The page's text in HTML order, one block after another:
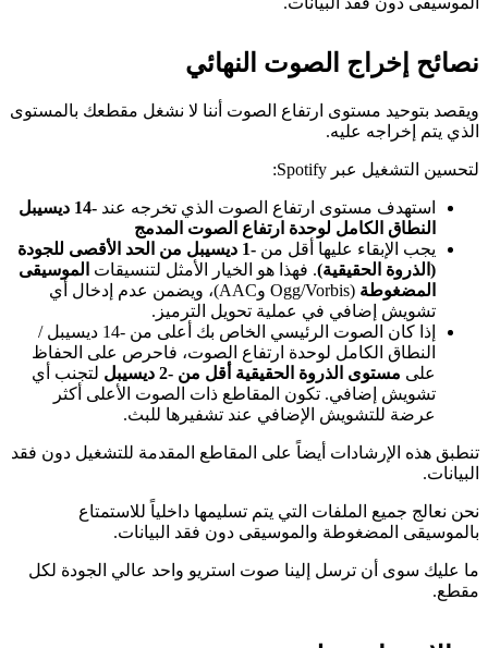
نصائح إخراج الصوت النهائي
ويقصد بتوحيد مستوى ارتفاع الصوت أننا لا نشغل مقطعك بالمستوى
الذي يتم إخراجه عليه.
لتحسين التشغيل عبر Spotify:
استهدف مستوى ارتفاع الصوت الذي تخرجه عند
-14 ديسيبل
النطاق الكامل لوحدة ارتفاع الصوت المدمج
يجب الإبقاء عليها أقل من
-1 ديسيبل من الحد الأقصى للجودة
(الذروة الحقيقية). فهذا هو الخيار الأمثل لتنسيقات الموسيقى
المضغوطة
(Ogg/Vorbis وAAC)، ويضمن عدم إدخال أي
تشويش إضافي في عملية تحويل الترميز.
إذا كان الصوت الرئيسي الخاص بك أعلى من -14 ديسيبل /
النطاق الكامل لوحدة ارتفاع الصوت، فاحرص على الحفاظ
على مستوى الذروة الحقيقية أقل من -2 ديسيبل
لتجنب أي
تشويش إضافي. تكون المقاطع ذات الصوت الأعلى أكثر
عرضة للتشويش الإضافي عند تشفيرها للبث.
تنطبق هذه الإرشادات أيضاً على المقاطع المقدمة للتشغيل دون فقد
البيانات.
نحن نعالج جميع الملفات التي يتم تسليمها داخلياً للاستمتاع
بالموسيقى المضغوطة والموسيقى دون فقد البيانات.
ما عليك سوى أن ترسل إلينا صوت استريو واحد عالي الجودة لكل
مقطع.